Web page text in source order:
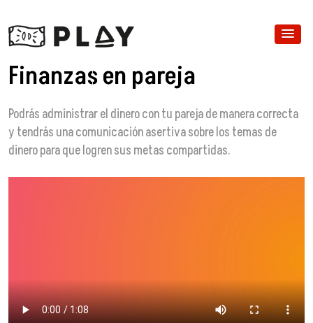
Finanzas en pareja
Podrás administrar el dinero con tu pareja de manera correcta
y tendrás una comunicación asertiva sobre los temas de
dinero para que logren sus metas compartidas.